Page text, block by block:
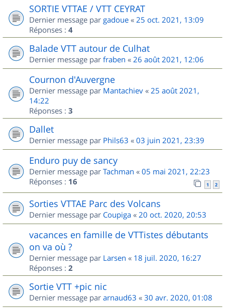
SORTIE VTTAE / VTT CEYRAT
Dernier message par gadoue « 25 oct. 2021, 13:09
Réponses : 4
Balade VTT autour de Culhat
Dernier message par fraben « 26 août 2021, 12:06
Cournon d'Auvergne
Dernier message par Mantachiev « 25 août 2021,
14:22
Réponses : 3
Dallet
Dernier message par Phils63 « 03 juin 2021, 23:39
Enduro puy de sancy
Dernier message par Tachman « 05 mai 2021, 22:23
Réponses : 16 1 2
Sorties VTTAE Parc des Volcans
Dernier message par Coupiga « 20 oct. 2020, 20:53
vacances en famille de VTTistes débutants
on va où ?
Dernier message par Larsen « 18 juil. 2020, 16:27
Réponses : 2
Sortie VTT +pic nic
Dernier message par arnaud63 « 30 avr. 2020, 01:08